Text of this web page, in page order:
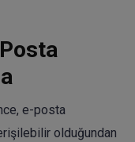
e-posta
olduğundan